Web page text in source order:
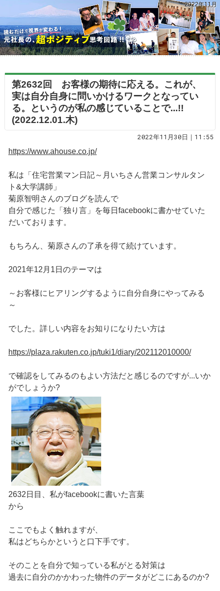
2022年11月
第2632回 お客様の期待に応える。これが、
実は自分自身に問いかけるワークとなってい
る。というのが私の感じていることで...!!
(2022.12.01.木)
2022年11月30日｜11:55
https://www.ahouse.co.jp/
私は「住宅営業マン日記～月いちさん営業コンサルタン
ト&大学講師」
菊原智明さんのブログを読んで
自分で感じた「独り言」を毎日facebookに書かせていた
だいております。
もちろん、菊原さんの了承を得て続けています。
2021年12月1日のテーマは
～お客様にヒアリングするように自分自身にやってみる
～
でした。詳しい内容をお知りになりたい方は
https://plaza.rakuten.co.jp/tuki1/diary/202112010000/
で確認をしてみるのもよい方法だと感じるのですが...いか
がでしょうか?
2632日目、私がfacebookに書いた言葉
から
ここでもよく触れますが、
私はどちらかというと口下手です。
そのことを自分で知っている私がとる対策は
過去に自分のかかわった物件のデータがどこにあるのか?